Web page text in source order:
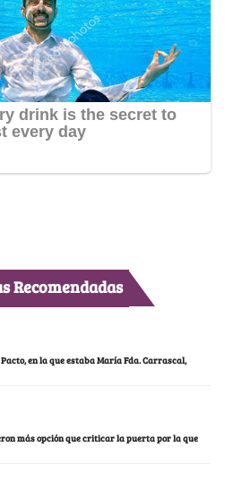
Recomendadas
en la que estaba María Fda. Carrascal,
más opción que criticar la puerta por la que